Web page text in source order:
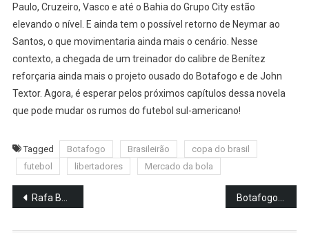
Paulo, Cruzeiro, Vasco e até o Bahia do Grupo City estão
elevando o nível. E ainda tem o possível retorno de Neymar ao
Santos, o que movimentaria ainda mais o cenário. Nesse
contexto, a chegada de um treinador do calibre de Benítez
reforçaria ainda mais o projeto ousado do Botafogo e de John
Textor. Agora, é esperar pelos próximos capítulos dessa novela
que pode mudar os rumos do futebol sul-americano!
Tagged Botafogo Brasileirão
copa do brasil
futebol
libertadores Mercado da bola
Navegação
de
Rafa Benítez, cheio de história e polêmicas, vira o favorito de Textor para comandar o Botafogo!